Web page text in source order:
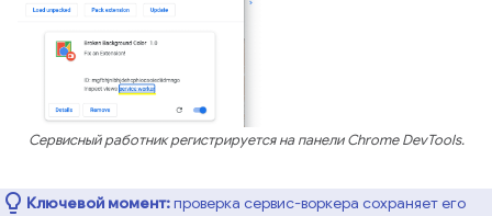
Сервисный работник регистрируется на панели Chrome DevTools.
Ключевой момент:проверка сервис-воркера сохраняет его